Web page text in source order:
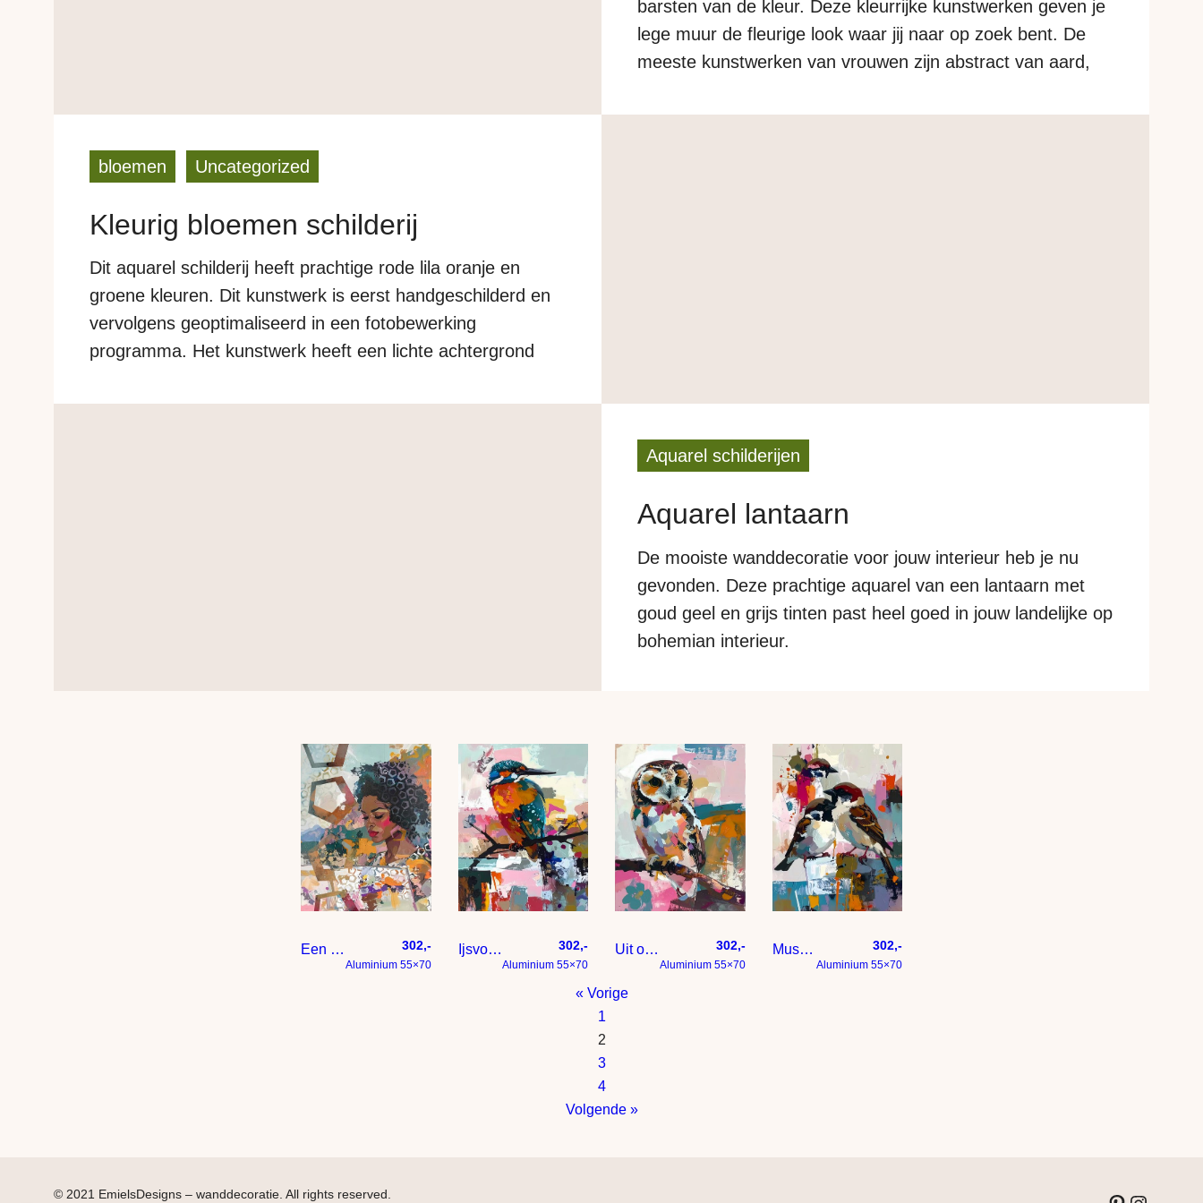
barsten van de kleur. Deze kleurrijke kunstwerken geven je
lege muur de fleurige look waar jij naar op zoek bent. De
meeste kunstwerken van vrouwen zijn abstract van aard,
detail. Koop je kleurige kunstwerken direct via de site…
bloemen Uncategorized
Kleurig bloemen schilderij
Dit aquarel schilderij heeft prachtige rode lila oranje en
groene kleuren. Dit kunstwerk is eerst handgeschilderd en
vervolgens geoptimaliseerd in een fotobewerking
programma. Het kunstwerk heeft een lichte achtergrond
Dat zie je in deze afbeelding ook terug. Het schilderij kan bij
Aquarel schilderijen
Aquarel lantaarn
De mooiste wanddecoratie voor jouw interieur heb je nu
gevonden. Deze prachtige aquarel van een lantaarn met
goud geel en grijs tinten past heel goed in jouw landelijke op
bohemian interieur.
Een vrouw leest een boek 302,-
Aluminium 55×70
Ijsvogel – Modern expressief – penseelstreken en abstracte kleurige vlakken 302,-
Aluminium 55×70
Uit op een tak – Modern expressief – penseelstreken en abstracte kleurige vlakken 302,-
Aluminium 55×70
Mussen – Modern expressief – penseelstreken en abstracte kleurige vlakken 302,-
Aluminium 55×70
« Vorige
1
2
3
4
Volgende »
© 2021 EmielsDesigns – wanddecoratie. All rights reserved.